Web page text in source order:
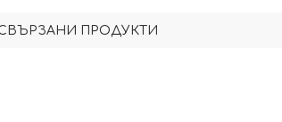
ПРОДУКТИ